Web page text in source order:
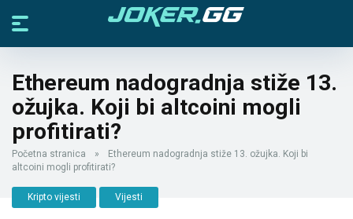
Ethereum nadogradnja stiže 13.
ožujka. Koji bi altcoini mogli
profitirati?
Početna stranica »
Ethereum nadogradnja stiže 13. ožujka. Koji bi
altcoini mogli profitirati?
Kripto vijesti Vijesti